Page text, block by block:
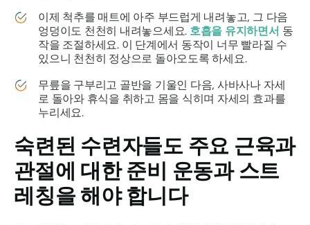
이제 척추를 매트에 아주 부드럽게 내려놓고, 그 다음
엉덩이도 천천히 내려놓으세요. 호흡을 유지하면서 동
작을 조절하세요. 이 단계에서 동작이 너무 빨라질 수
있으니 천천히 정상으로 돌아오도록 하세요.
무릎을 구부리고 골반을 기울인 다음, 사바사나 자세
로 돌아와 휴식을 취하고 몸을 식히며 자세의 효과를
누리세요.
숙련된 수련자들도 주요 근육과
관절에 대한 준비 운동과 스트
레칭을 해야 합니다